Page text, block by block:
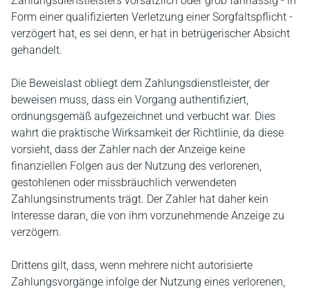
Form einer qualifizierten Verletzung einer Sorgfaltspflicht -
verzögert hat, es sei denn, er hat in betrügerischer Absicht
gehandelt.
Die Beweislast obliegt dem Zahlungsdienstleister, der
beweisen muss, dass ein Vorgang authentifiziert,
ordnungsgemäß aufgezeichnet und verbucht war. Dies
wahrt die praktische Wirksamkeit der Richtlinie, da diese
vorsieht, dass der Zahler nach der Anzeige keine
finanziellen Folgen aus der Nutzung des verlorenen,
gestohlenen oder missbräuchlich verwendeten
Zahlungsinstruments trägt. Der Zahler hat daher kein
Interesse daran, die von ihm vorzunehmende Anzeige zu
verzögern.
Drittens gilt, dass, wenn mehrere nicht autorisierte
Zahlungsvorgänge infolge der Nutzung eines verlorenen,